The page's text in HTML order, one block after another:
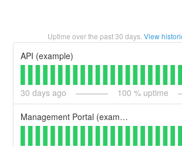
Uptime over the past30 days. View
API (example)
30 days ago 100 % uptime
Management Portal (example)